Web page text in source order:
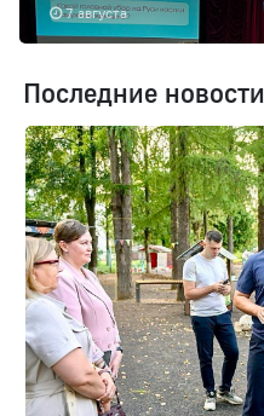
7 августа
Последние новости